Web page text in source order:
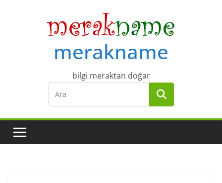
merakname
bilgi meraktan doğar